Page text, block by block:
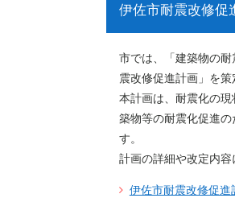
伊佐市耐震改修促
市では、「建築物の
震改修促進計画」を策
本計画は、耐震化の
築物等の耐震化促進
す。
計画の詳細や改定内
伊佐市耐震改修促進